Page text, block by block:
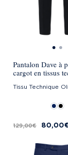
Pantalon Dave à
cargot en tissus
Tissu Technique
129,00 € 80,00